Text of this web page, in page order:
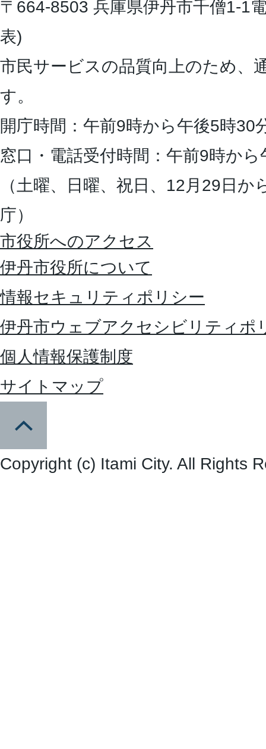
〒664-8503 兵庫県伊丹市千僧1-1
表)
市民サービスの品質向上のため、
す。
開庁時間：午前9時から午後5時30
窓口・電話受付時間：午前9時か
（土曜、日曜、祝日、12月29日
庁）
市役所へのアクセス
伊丹市役所について
情報セキュリティポリシー
伊丹市ウェブアクセシビリティポ
個人情報保護制度
サイトマップ
Copyright (c) Itami City. All Rights